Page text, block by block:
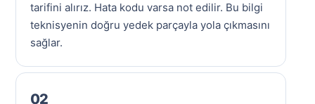
tarifini alırız. Hata kodu varsa not edilir. Bu bilgi
teknisyenin doğru yedek parçayla yola çıkmasını
sağlar.